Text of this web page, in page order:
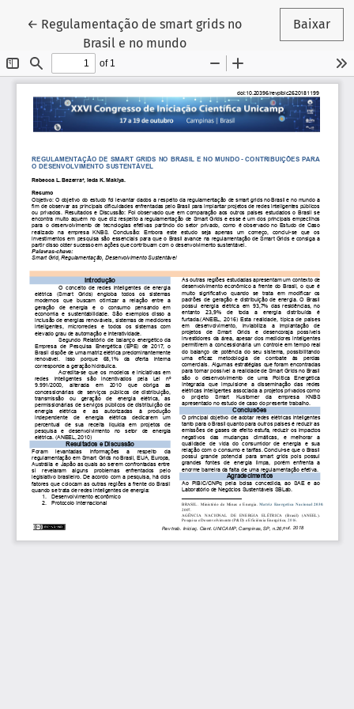
← Voltar aos Detalhes do Artigo
Regulamentação de smart grids no
Brasil e no mundo
Baixar